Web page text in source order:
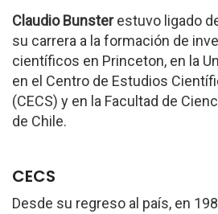
Claudio Bunsterestuvo ligado
su carrera a la formación de
científicos en Princeton, en la
en el Centro de Estudios
(CECS) y en la Facultad de
de Chile.
CECS
Desde su regreso al país, en